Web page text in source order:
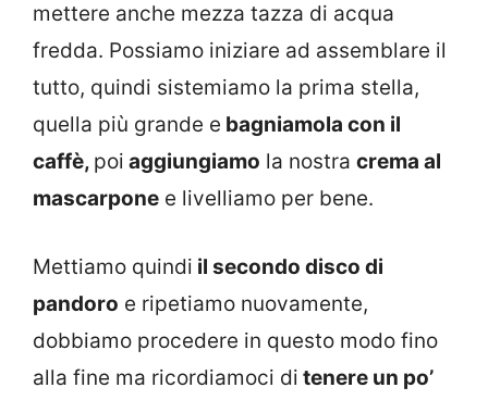
mettere anche mezza tazza di acqua
fredda. Possiamo iniziare ad assemblare il
tutto, quindi sistemiamo la prima stella,
quella più grande e bagniamola con il
caffè, poi aggiungiamo la nostra crema al
mascarpone e livelliamo per bene.
Mettiamo quindi il secondo disco di
pandoro e ripetiamo nuovamente,
dobbiamo procedere in questo modo fino
alla fine ma ricordiamoci di tenere un po’